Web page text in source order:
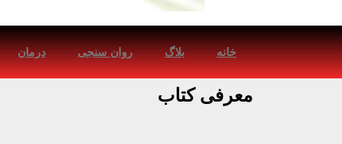
خانه بلاگ روان سنجی درمان
معرفی کتاب